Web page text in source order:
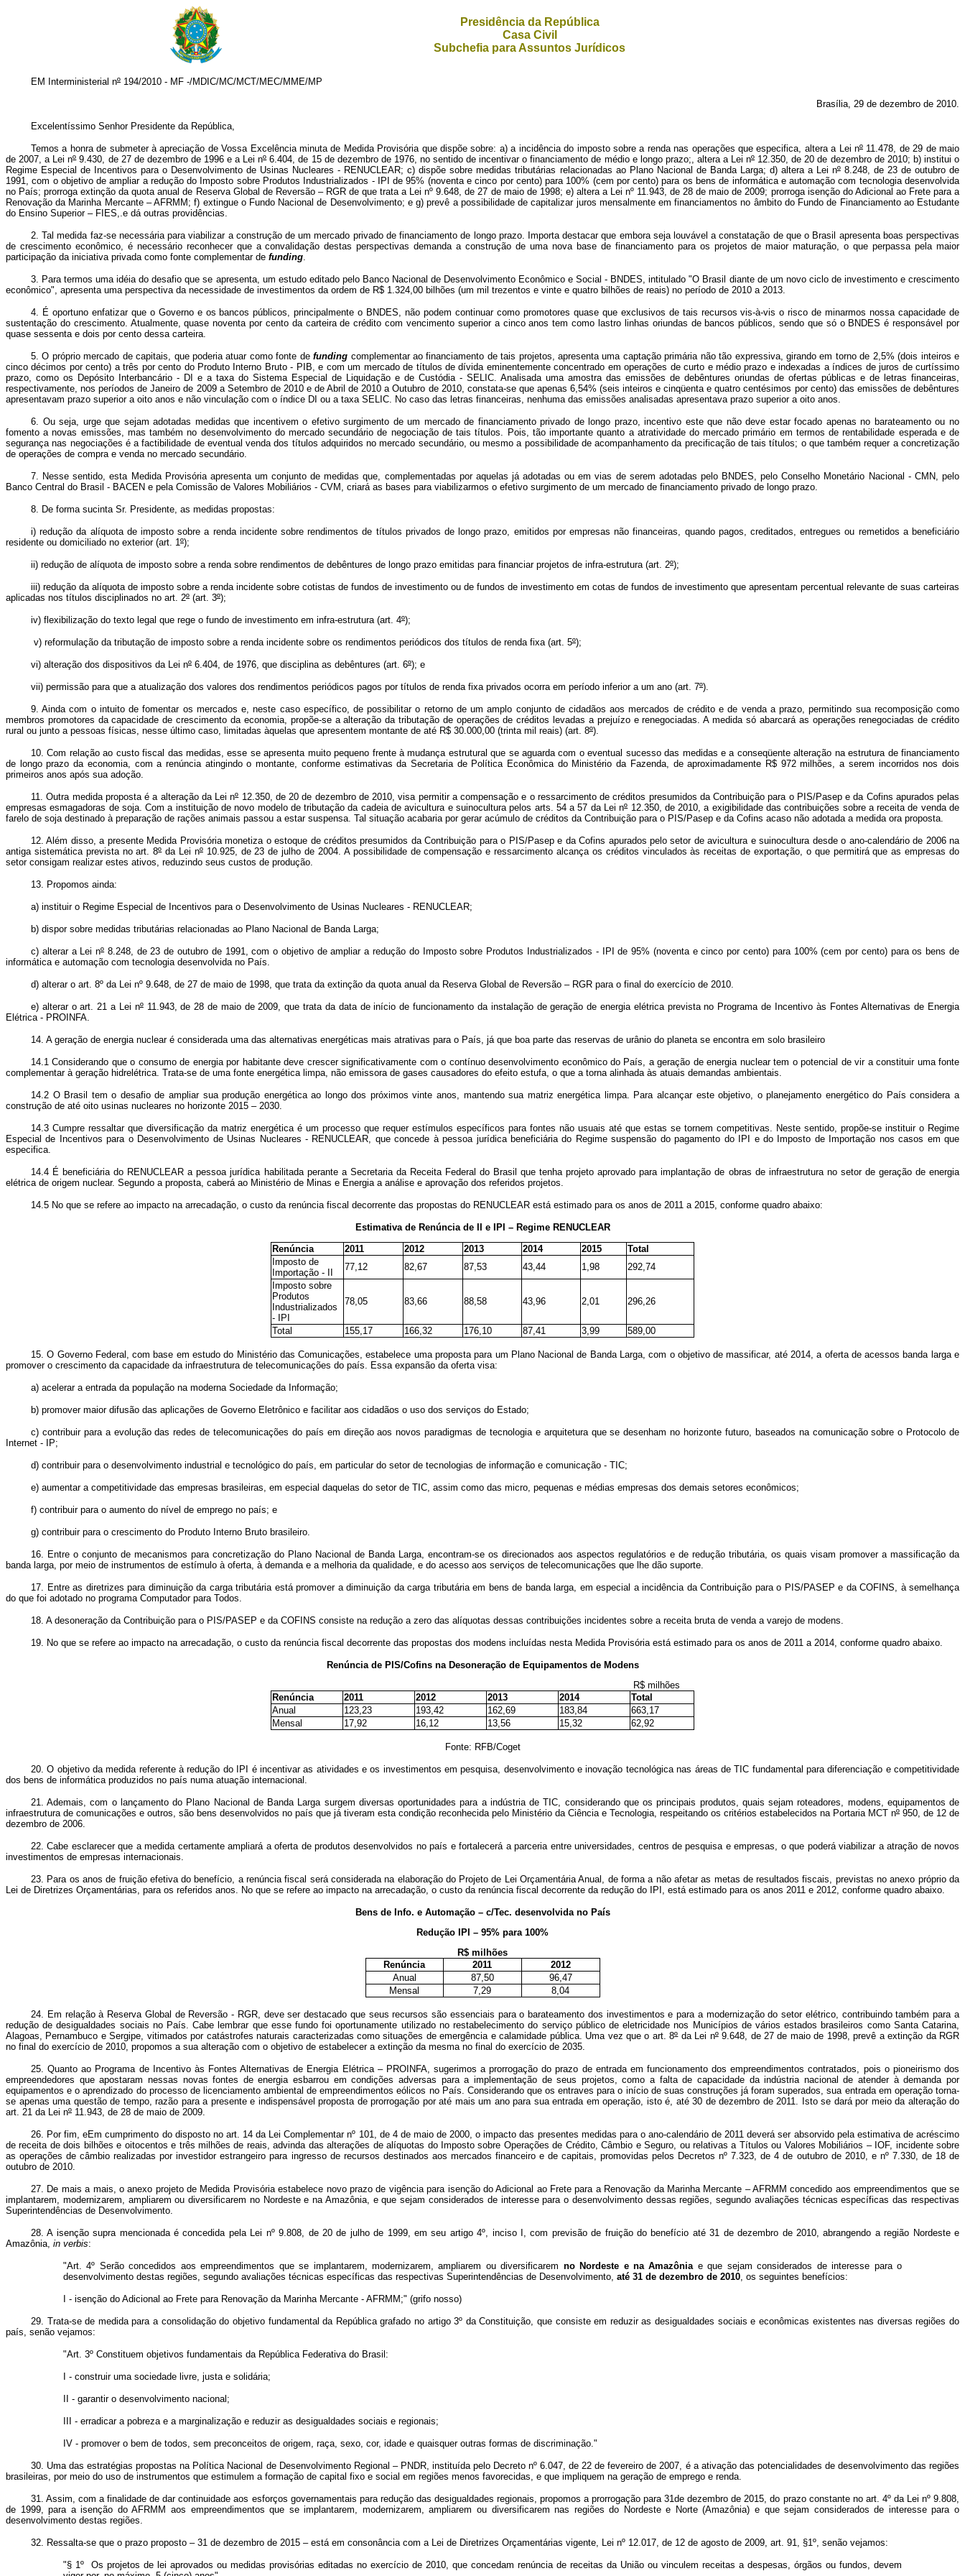
Presidência da República
Casa Civil
Subchefia para Assuntos Jurídicos
EM Interministerial nº 194/2010 - MF -/MDIC/MC/MCT/MEC/MME/MP
Brasília, 29 de dezembro de 2010.
Excelentíssimo Senhor Presidente da República,
Temos a honra de submeter à apreciação de Vossa Excelência minuta de Medida Provisória que dispõe sobre: a) a incidência do imposto sobre a renda nas operações que especifica, altera a Lei nº11.478, de 29 de maio
de 2007, a Lei nº9.430, de 27 de dezembro de 1996 e a Lei nº6.404, de 15 de dezembro de 1976, no sentido de incentivar o financiamento de médio e longo prazo;, altera a Lei nº12.350, de 20 de dezembro de 2010; b) institui o
Regime Especial de Incentivos para o Desenvolvimento de Usinas Nucleares - RENUCLEAR; c) dispõe sobre medidas tributárias relacionadas ao Plano Nacional de Banda Larga; d) altera a Lei nº8.248, de 23 de outubro de
1991, com o objetivo de ampliar a redução do Imposto sobre Produtos Industrializados - IPI de 95% (noventa e cinco por cento) para 100% (cem por cento) para os bens de informática e automação com tecnologia desenvolvida
no País; prorroga extinção da quota anual de Reserva Global de Reversão – RGR de que trata a Lei nº 9.648, de 27 de maio de 1998; e) altera a Lei nº 11.943, de 28 de maio de 2009; prorroga isenção do Adicional ao Frete para a
Renovação da Marinha Mercante – AFRMM; f) extingue o Fundo Nacional de Desenvolvimento; e g) prevê a possibilidade de capitalizar juros mensalmente em financiamentos no âmbito do Fundo de Financiamento ao Estudante
do Ensino Superior – FIES,.e dá outras providências.
2. Tal medida faz-se necessária para viabilizar a construção de um mercado privado de financiamento de longo prazo. Importa destacar que embora seja louvável a constatação de que o Brasil apresenta boas perspectivas
de crescimento econômico, é necessário reconhecer que a convalidação destas perspectivas demanda a construção de uma nova base de financiamento para os projetos de maior maturação, o que perpassa pela maior
participação da iniciativa privada como fonte complementar de funding.
3. Para termos uma idéia do desafio que se apresenta, um estudo editado pelo Banco Nacional de Desenvolvimento Econômico e Social - BNDES, intitulado "O Brasil diante de um novo ciclo de investimento e crescimento
econômico", apresenta uma perspectiva da necessidade de investimentos da ordem de R$ 1.324,00 bilhões (um mil trezentos e vinte e quatro bilhões de reais) no período de 2010 a 2013.
4. É oportuno enfatizar que o Governo e os bancos públicos, principalmente o BNDES, não podem continuar como promotores quase que exclusivos de tais recursos vis-à-vis o risco de minarmos nossa capacidade de
sustentação do crescimento. Atualmente, quase noventa por cento da carteira de crédito com vencimento superior a cinco anos tem como lastro linhas oriundas de bancos públicos, sendo que só o BNDES é responsável por
quase sessenta e dois por cento dessa carteira.
5. O próprio mercado de capitais, que poderia atuar como fonte defunding complementar ao financiamento de tais projetos, apresenta uma captação primária não tão expressiva, girando em torno de 2,5% (dois inteiros e
cinco décimos por cento) a três por cento do Produto Interno Bruto - PIB, e com um mercado de títulos de dívida eminentemente concentrado em operações de curto e médio prazo e indexadas a índices de juros de curtíssimo
prazo, como os Depósito Interbancário - DI e a taxa do Sistema Especial de Liquidação e de Custódia - SELIC. Analisada uma amostra das emissões de debêntures oriundas de ofertas públicas e de letras financeiras,
respectivamente, nos períodos de Janeiro de 2009 a Setembro de 2010 e de Abril de 2010 a Outubro de 2010, constata-se que apenas 6,54% (seis inteiros e cinqüenta e quatro centésimos por cento) das emissões de debêntures
apresentavam prazo superior a oito anos e não vinculação com o índice DI ou a taxa SELIC. No caso das letras financeiras, nenhuma das emissões analisadas apresentava prazo superior a oito anos.
6. Ou seja, urge que sejam adotadas medidas que incentivem o efetivo surgimento de um mercado de financiamento privado de longo prazo, incentivo este que não deve estar focado apenas no barateamento ou no
fomento a novas emissões, mas também no desenvolvimento do mercado secundário de negociação de tais títulos. Pois, tão importante quanto a atratividade do mercado primário em termos de rentabilidade esperada e de
segurança nas negociações é a factibilidade de eventual venda dos títulos adquiridos no mercado secundário, ou mesmo a possibilidade de acompanhamento da precificação de tais títulos; o que também requer a concretização
de operações de compra e venda no mercado secundário.
7. Nesse sentido, esta Medida Provisória apresenta um conjunto de medidas que, complementadas por aquelas já adotadas ou em vias de serem adotadas pelo BNDES, pelo Conselho Monetário Nacional - CMN, pelo
Banco Central do Brasil - BACEN e pela Comissão de Valores Mobiliários - CVM, criará as bases para viabilizarmos o efetivo surgimento de um mercado de financiamento privado de longo prazo.
8. De forma sucinta Sr. Presidente, as medidas propostas:
i) redução da alíquota de imposto sobre a renda incidente sobre rendimentos de títulos privados de longo prazo, emitidos por empresas não financeiras, quando pagos, creditados, entregues ou remetidos a beneficiário
residente ou domiciliado no exterior (art. 1º);
ii) redução de alíquota de imposto sobre a renda sobre rendimentos de debêntures de longo prazo emitidas para financiar projetos de infra-estrutura (art. 2º);
iii) redução da alíquota de imposto sobre a renda incidente sobre cotistas de fundos de investimento ou de fundos de investimento em cotas de fundos de investimento que apresentam percentual relevante de suas carteiras
aplicadas nos títulos disciplinados no art. 2º (art. 3º);
iv) flexibilização do texto legal que rege o fundo de investimento em infra-estrutura (art. 4º);
v) reformulação da tributação de imposto sobre a renda incidente sobre os rendimentos periódicos dos títulos de renda fixa (art. 5º);
vi) alteração dos dispositivos da Lei nº 6.404, de 1976, que disciplina as debêntures (art. 6º); e
vii) permissão para que a atualização dos valores dos rendimentos periódicos pagos por títulos de renda fixa privados ocorra em período inferior a um ano (art. 7º).
9. Ainda com o intuito de fomentar os mercados e, neste caso específico, de possibilitar o retorno de um amplo conjunto de cidadãos aos mercados de crédito e de venda a prazo, permitindo sua recomposição como
membros promotores da capacidade de crescimento da economia, propõe-se a alteração da tributação de operações de créditos levadas a prejuízo e renegociadas. A medida só abarcará as operações renegociadas de crédito
rural ou junto a pessoas físicas, nesse último caso, limitadas àquelas que apresentem montante de até R$ 30.000,00 (trinta mil reais) (art. 8º).
10. Com relação ao custo fiscal das medidas, esse se apresenta muito pequeno frente à mudança estrutural que se aguarda com o eventual sucesso das medidas e a conseqüente alteração na estrutura de financiamento
de longo prazo da economia, com a renúncia atingindo o montante, conforme estimativas da Secretaria de Política Econômica do Ministério da Fazenda, de aproximadamente R$ 972 milhões, a serem incorridos nos dois
primeiros anos após sua adoção.
11. Outra medida proposta é a alteração da Lei nº12.350, de 20 de dezembro de 2010, visa permitir a compensação e o ressarcimento de créditos presumidos da Contribuição para o PIS/Pasep e da Cofins apurados pelas
empresas esmagadoras de soja. Com a instituição de novo modelo de tributação da cadeia de avicultura e suinocultura pelos arts. 54 a 57 da Lei nº12.350, de 2010, a exigibilidade das contribuições sobre a receita de venda de
farelo de soja destinado à preparação de rações animais passou a estar suspensa. Tal situação acabaria por gerar acúmulo de créditos da Contribuição para o PIS/Pasep e da Cofins acaso não adotada a medida ora proposta.
12. Além disso, a presente Medida Provisória monetiza o estoque de créditos presumidos da Contribuição para o PIS/Pasep e da Cofins apurados pelo setor de avicultura e suinocultura desde o ano-calendário de 2006 na
antiga sistemática prevista no art. 8ºda Lei nº10.925, de 23 de julho de 2004. A possibilidade de compensação e ressarcimento alcança os créditos vinculados às receitas de exportação, o que permitirá que as empresas do
setor consigam realizar estes ativos, reduzindo seus custos de produção.
13. Propomos ainda:
a) instituir o Regime Especial de Incentivos para o Desenvolvimento de Usinas Nucleares - RENUCLEAR;
b) dispor sobre medidas tributárias relacionadas ao Plano Nacional de Banda Larga;
c) alterar a Lei nº8.248, de 23 de outubro de 1991, com o objetivo de ampliar a redução do Imposto sobre Produtos Industrializados - IPI de 95% (noventa e cinco por cento) para 100% (cem por cento) para os bens de
informática e automação com tecnologia desenvolvida no País.
d) alterar o art. 8º da Lei nº 9.648, de 27 de maio de 1998, que trata da extinção da quota anual da Reserva Global de Reversão – RGR para o final do exercício de 2010.
e) alterar o art. 21 a Lei nº11.943, de 28 de maio de 2009, que trata da data de início de funcionamento da instalação de geração de energia elétrica prevista no Programa de Incentivo às Fontes Alternativas de Energia
Elétrica - PROINFA.
14. A geração de energia nuclear é considerada uma das alternativas energéticas mais atrativas para o País, já que boa parte das reservas de urânio do planeta se encontra em solo brasileiro
14.1 Considerando que o consumo de energia por habitante deve crescer significativamente com o contínuo desenvolvimento econômico do País, a geração de energia nuclear tem o potencial de vir a constituir uma fonte
complementar à geração hidrelétrica. Trata-se de uma fonte energética limpa, não emissora de gases causadores do efeito estufa, o que a torna alinhada às atuais demandas ambientais.
14.2 O Brasil tem o desafio de ampliar sua produção energética ao longo dos próximos vinte anos, mantendo sua matriz energética limpa. Para alcançar este objetivo, o planejamento energético do País considera a
construção de até oito usinas nucleares no horizonte 2015 – 2030.
14.3 Cumpre ressaltar que diversificação da matriz energética é um processo que requer estímulos específicos para fontes não usuais até que estas se tornem competitivas. Neste sentido, propõe-se instituir o Regime
Especial de Incentivos para o Desenvolvimento de Usinas Nucleares - RENUCLEAR, que concede à pessoa jurídica beneficiária do Regime suspensão do pagamento do IPI e do Imposto de Importação nos casos em que
especifica.
14.4 É beneficiária do RENUCLEAR a pessoa jurídica habilitada perante a Secretaria da Receita Federal do Brasil que tenha projeto aprovado para implantação de obras de infraestrutura no setor de geração de energia
elétrica de origem nuclear. Segundo a proposta, caberá ao Ministério de Minas e Energia a análise e aprovação dos referidos projetos.
14.5 No que se refere ao impacto na arrecadação, o custo da renúncia fiscal decorrente das propostas do RENUCLEAR está estimado para os anos de 2011 a 2015, conforme quadro abaixo:
Estimativa de Renúncia de II e IPI – Regime RENUCLEAR
Renúncia
2011 2012 2013 2014 2015
Total
Imposto de
Importação - II
77,12 82,67 87,53 43,44 1,98
292,74
Imposto sobre
Produtos
Industrializados
- IPI
78,05 83,66 88,58 43,96 2,01 296,26
Total 155,17 166,32 176,10 87,41 3,99 589,00
15. O Governo Federal, com base em estudo do Ministério das Comunicações, estabelece uma proposta para um Plano Nacional de Banda Larga, com o objetivo de massificar, até 2014, a oferta de acessos banda larga e
promover o crescimento da capacidade da infraestrutura de telecomunicações do país. Essa expansão da oferta visa:
a) acelerar a entrada da população na moderna Sociedade da Informação;
b) promover maior difusão das aplicações de Governo Eletrônico e facilitar aos cidadãos o uso dos serviços do Estado;
c) contribuir para a evolução das redes de telecomunicações do país em direção aos novos paradigmas de tecnologia e arquitetura que se desenham no horizonte futuro, baseados na comunicação sobre o Protocolo de
Internet - IP;
d) contribuir para o desenvolvimento industrial e tecnológico do país, em particular do setor de tecnologias de informação e comunicação - TIC;
e) aumentar a competitividade das empresas brasileiras, em especial daquelas do setor de TIC, assim como das micro, pequenas e médias empresas dos demais setores econômicos;
f) contribuir para o aumento do nível de emprego no país; e
g) contribuir para o crescimento do Produto Interno Bruto brasileiro.
16. Entre o conjunto de mecanismos para concretização do Plano Nacional de Banda Larga, encontram-se os direcionados aos aspectos regulatórios e de redução tributária, os quais visam promover a massificação da
banda larga, por meio de instrumentos de estímulo à oferta, à demanda e a melhoria da qualidade, e do acesso aos serviços de telecomunicações que lhe dão suporte.
17. Entre as diretrizes para diminuição da carga tributária está promover a diminuição da carga tributária em bens de banda larga, em especial a incidência da Contribuição para o PIS/PASEP e da COFINS, à semelhança
do que foi adotado no programa Computador para Todos.
18. A desoneração da Contribuição para o PIS/PASEP e da COFINS consiste na redução a zero das alíquotas dessas contribuições incidentes sobre a receita bruta de venda a varejo de modens.
19. No que se refere ao impacto na arrecadação, o custo da renúncia fiscal decorrente das propostas dos modens incluídas nesta Medida Provisória está estimado para os anos de 2011 a 2014, conforme quadro abaixo.
Renúncia de PIS/Cofins na Desoneração de Equipamentos de Modens
R$ milhões
Renúncia
2011 2012 2013 2014
Total
Anual
123,23 193,42 162,69 183,84
663,17
Mensal
17,92 16,12 13,56 15,32 62,92
Fonte: RFB/Coget
20. O objetivo da medida referente à redução do IPI é incentivar as atividades e os investimentos em pesquisa, desenvolvimento e inovação tecnológica nas áreas de TIC fundamental para diferenciação e competitividade
dos bens de informática produzidos no país numa atuação internacional.
21. Ademais, com o lançamento do Plano Nacional de Banda Larga surgem diversas oportunidades para a indústria de TIC, considerando que os principais produtos, quais sejam roteadores, modens, equipamentos de
infraestrutura de comunicações e outros, são bens desenvolvidos no país que já tiveram esta condição reconhecida pelo Ministério da Ciência e Tecnologia, respeitando os critérios estabelecidos na Portaria MCT nº 950, de 12 de
dezembro de 2006.
22. Cabe esclarecer que a medida certamente ampliará a oferta de produtos desenvolvidos no país e fortalecerá a parceria entre universidades, centros de pesquisa e empresas, o que poderá viabilizar a atração de novos
investimentos de empresas internacionais.
23. Para os anos de fruição efetiva do benefício, a renúncia fiscal será considerada na elaboração do Projeto de Lei Orçamentária Anual, de forma a não afetar as metas de resultados fiscais, previstas no anexo próprio da
Lei de Diretrizes Orçamentárias, para os referidos anos. No que se refere ao impacto na arrecadação, o custo da renúncia fiscal decorrente da redução do IPI, está estimado para os anos 2011 e 2012, conforme quadro abaixo.
Bens de Info. e Automação – c/Tec. desenvolvida no País
Redução IPI – 95% para 100%
R$ milhões
Renúncia
2011
2012
Anual
87,50
96,47
Mensal
7,29 8,04
24. Em relação à Reserva Global de Reversão - RGR, deve ser destacado que seus recursos são essenciais para o barateamento dos investimentos e para a modernização do setor elétrico, contribuindo também para a
redução de desigualdades sociais no País. Cabe lembrar que esse fundo foi oportunamente utilizado no restabelecimento do serviço público de eletricidade nos Municípios de vários estados brasileiros como Santa Catarina,
Alagoas, Pernambuco e Sergipe, vitimados por catástrofes naturais caracterizadas como situações de emergência e calamidade pública. Uma vez que o art. 8ºda Lei nº9.648, de 27 de maio de 1998, prevê a extinção da RGR
no final do exercício de 2010, propomos a sua alteração com o objetivo de estabelecer a extinção da mesma no final do exercício de 2035.
25. Quanto ao Programa de Incentivo às Fontes Alternativas de Energia Elétrica – PROINFA, sugerimos a prorrogação do prazo de entrada em funcionamento dos empreendimentos contratados, pois o pioneirismo dos
empreendedores que apostaram nessas novas fontes de energia esbarrou em condições adversas para a implementação de seus projetos, como a falta de capacidade da indústria nacional de atender à demanda por
equipamentos e o aprendizado do processo de licenciamento ambiental de empreendimentos eólicos no País. Considerando que os entraves para o início de suas construções já foram superados, sua entrada em operação torna-
se apenas uma questão de tempo, razão para a presente e indispensável proposta de prorrogação por até mais um ano para sua entrada em operação, isto é, até 30 de dezembro de 2011. Isto se dará por meio da alteração do
art. 21 da Lei nº 11.943, de 28 de maio de 2009.
26. Por fim, eEm cumprimento do disposto no art. 14 da Lei Complementar nº 101, de 4 de maio de 2000, o impacto das presentes medidas para o ano-calendário de 2011 deverá ser absorvido pela estimativa de acréscimo
de receita de dois bilhões e oitocentos e três milhões de reais, advinda das alterações de alíquotas do Imposto sobre Operações de Crédito, Câmbio e Seguro, ou relativas a Títulos ou Valores Mobiliários – IOF, incidente sobre
as operações de câmbio realizadas por investidor estrangeiro para ingresso de recursos destinados aos mercados financeiro e de capitais, promovidas pelos Decretos nº 7.323, de 4 de outubro de 2010, e nº 7.330, de 18 de
outubro de 2010.
27. De mais a mais, o anexo projeto de Medida Provisória estabelece novo prazo de vigência para isenção do Adicional ao Frete para a Renovação da Marinha Mercante – AFRMM concedido aos empreendimentos que se
implantarem, modernizarem, ampliarem ou diversificarem no Nordeste e na Amazônia, e que sejam considerados de interesse para o desenvolvimento dessas regiões, segundo avaliações técnicas específicas das respectivas
Superintendências de Desenvolvimento.
28. A isenção supra mencionada é concedida pela Lei nº 9.808, de 20 de julho de 1999, em seu artigo 4º, inciso I, com previsão de fruição do benefício até 31 de dezembro de 2010, abrangendo a região Nordeste e
Amazônia, in verbis:
"Art. 4º Serão concedidos aos empreendimentos que se implantarem, modernizarem, ampliarem ou diversificarem no Nordeste e na Amazôniae que sejam considerados de interesse para o
desenvolvimento destas regiões, segundo avaliações técnicas específicas das respectivas Superintendências de Desenvolvimento, até 31 de dezembro de 2010, os seguintes benefícios:
I - isenção do Adicional ao Frete para Renovação da Marinha Mercante - AFRMM;" (grifo nosso)
29. Trata-se de medida para a consolidação do objetivo fundamental da República grafado no artigo 3º da Constituição, que consiste em reduzir as desigualdades sociais e econômicas existentes nas diversas regiões do
país, senão vejamos:
"Art. 3º Constituem objetivos fundamentais da República Federativa do Brasil:
I - construir uma sociedade livre, justa e solidária;
II - garantir o desenvolvimento nacional;
III - erradicar a pobreza e a marginalização e reduzir as desigualdades sociais e regionais;
IV - promover o bem de todos, sem preconceitos de origem, raça, sexo, cor, idade e quaisquer outras formas de discriminação."
30. Uma das estratégias propostas na Política Nacional de Desenvolvimento Regional – PNDR, instituída pelo Decreto nº 6.047, de 22 de fevereiro de 2007, é a ativação das potencialidades de desenvolvimento das regiões
brasileiras, por meio do uso de instrumentos que estimulem a formação de capital fixo e social em regiões menos favorecidas, e que impliquem na geração de emprego e renda.
31. Assim, com a finalidade de dar continuidade aos esforços governamentais para redução das desigualdades regionais, propomos a prorrogação para 31de dezembro de 2015, do prazo constante no art. 4º da Lei nº 9.808,
de 1999, para a isenção do AFRMM aos empreendimentos que se implantarem, modernizarem, ampliarem ou diversificarem nas regiões do Nordeste e Norte (Amazônia) e que sejam considerados de interesse para o
desenvolvimento destas regiões.
32. Ressalta-se que o prazo proposto – 31 de dezembro de 2015 – está em consonância com a Lei de Diretrizes Orçamentárias vigente, Lei nº 12.017, de 12 de agosto de 2009, art. 91, §1º, senão vejamos:
"§ 1º Os projetos de lei aprovados ou medidas provisórias editadas no exercício de 2010, que concedam renúncia de receitas da União ou vinculem receitas a despesas, órgãos ou fundos, devem